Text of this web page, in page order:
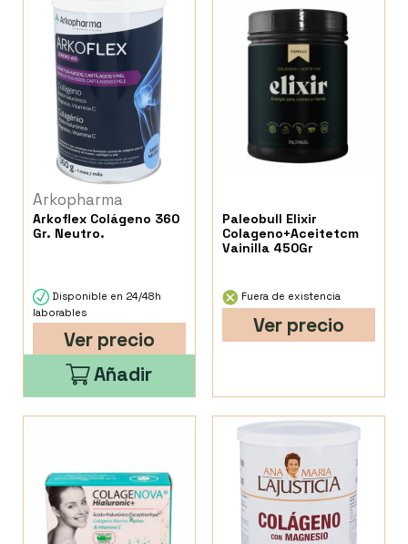
Arkopharma
Arkoflex Colágeno 360
Gr. Neutro.
Disponible en 24/48h
laborables
Ver precio
Añadir
Paleobull Elixir
Colageno+Aceitetcm
Vainilla 450Gr
Fuera de existencia
Ver precio